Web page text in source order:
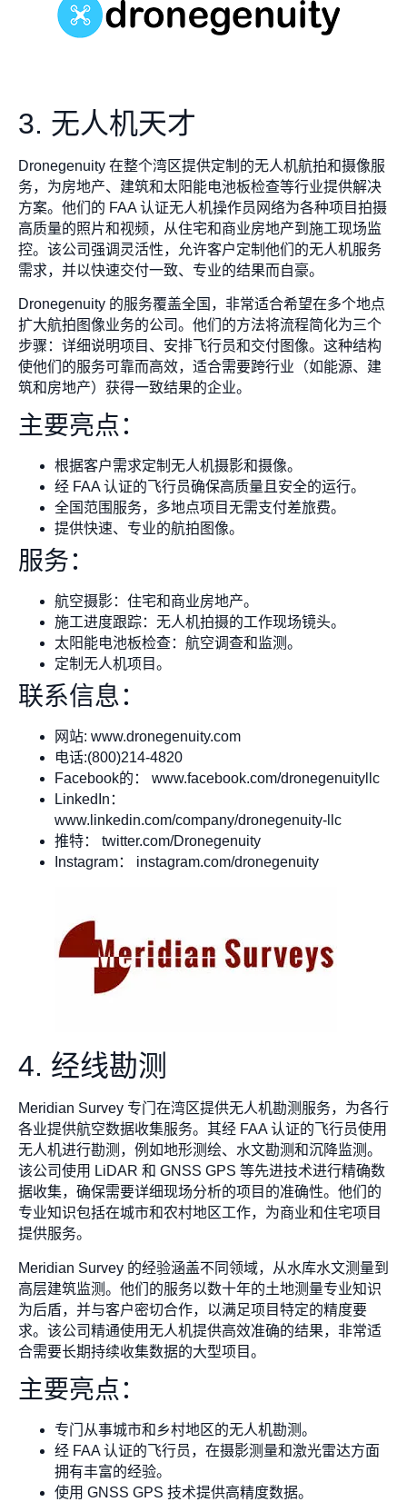
3. 无人机天才
Dronegenuity 在整个湾区提供定制的无人机航拍和摄像服
务，为房地产、建筑和太阳能电池板检查等行业提供解决
方案。他们的 FAA 认证无人机操作员网络为各种项目拍摄
高质量的照片和视频，从住宅和商业房地产到施工现场监
控。该公司强调灵活性，允许客户定制他们的无人机服务
需求，并以快速交付一致、专业的结果而自豪。
Dronegenuity 的服务覆盖全国，非常适合希望在多个地点
扩大航拍图像业务的公司。他们的方法将流程简化为三个
步骤：详细说明项目、安排飞行员和交付图像。这种结构
使他们的服务可靠而高效，适合需要跨行业（如能源、建
筑和房地产）获得一致结果的企业。
主要亮点：
根据客户需求定制无人机摄影和摄像。
经 FAA 认证的飞行员确保高质量且安全的运行。
全国范围服务，多地点项目无需支付差旅费。
提供快速、专业的航拍图像。
服务：
航空摄影：住宅和商业房地产。
施工进度跟踪：无人机拍摄的工作现场镜头。
太阳能电池板检查：航空调查和监测。
定制无人机项目。
联系信息：
网站: www.dronegenuity.com
电话:(800)214-4820
Facebook的： www.facebook.com/dronegenuityllc
LinkedIn：
www.linkedin.com/company/dronegenuity-llc
推特： twitter.com/Dronegenuity
Instagram： instagram.com/dronegenuity
4. 经线勘测
Meridian Survey 专门在湾区提供无人机勘测服务，为各行
各业提供航空数据收集服务。其经 FAA 认证的飞行员使用
无人机进行勘测，例如地形测绘、水文勘测和沉降监测。
该公司使用 LiDAR 和 GNSS GPS 等先进技术进行精确数
据收集，确保需要详细现场分析的项目的准确性。他们的
专业知识包括在城市和农村地区工作，为商业和住宅项目
提供服务。
Meridian Survey 的经验涵盖不同领域，从水库水文测量到
高层建筑监测。他们的服务以数十年的土地测量专业知识
为后盾，并与客户密切合作，以满足项目特定的精度要
求。该公司精通使用无人机提供高效准确的结果，非常适
合需要长期持续收集数据的大型项目。
主要亮点：
专门从事城市和乡村地区的无人机勘测。
经 FAA 认证的飞行员，在摄影测量和激光雷达方面
拥有丰富的经验。
使用 GNSS GPS 技术提供高精度数据。